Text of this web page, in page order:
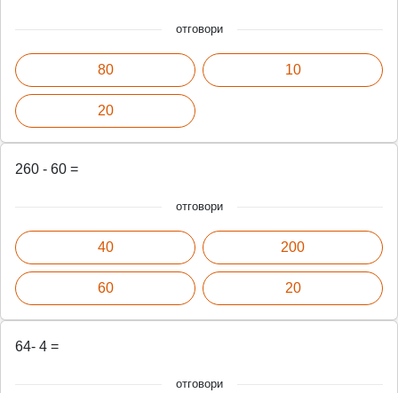
отговори
80
20
10
260 - 60 =
отговори
40
60
200
20
64- 4 =
отговори